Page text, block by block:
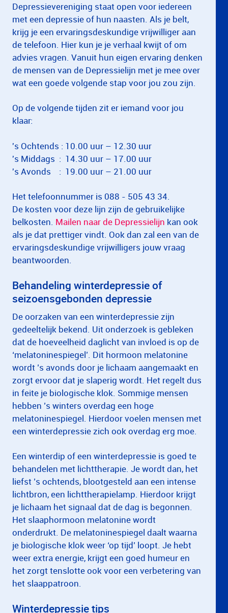
Depressievereniging staat open voor iedereen
met een depressie of hun naasten. Als je belt,
krijg je een ervaringsdeskundige vrijwilliger aan
de telefoon. Hier kun je je verhaal kwijt of om
advies vragen. Vanuit hun eigen ervaring denken
de mensen van de Depressielijn met je mee over
wat een goede volgende stap voor jou zou zijn.
Op de volgende tijden zit er iemand voor jou
klaar:
's Ochtends : 10.00 uur – 12.30 uur
's Middags : 14.30 uur – 17.00 uur
's Avonds : 19.00 uur – 21.00 uur
Het telefoonnummer is 088 - 505 43 34.
De kosten voor deze lijn zijn de gebruikelijke
belkosten. Mailen naar de Depressielijn kan ook
als je dat prettiger vindt. Ook dan zal een van de
ervaringsdeskundige vrijwilligers jouw vraag
beantwoorden.
Behandeling winterdepressie of
seizoensgebonden depressie
De oorzaken van een winterdepressie zijn
gedeeltelijk bekend. Uit onderzoek is gebleken
dat de hoeveelheid daglicht van invloed is op de
‘melatoninespiegel’. Dit hormoon melatonine
wordt ’s avonds door je lichaam aangemaakt en
zorgt ervoor dat je slaperig wordt. Het regelt dus
in feite je biologische klok. Sommige mensen
hebben ’s winters overdag een hoge
melatoninespiegel. Hierdoor voelen mensen met
een winterdepressie zich ook overdag erg moe.
Een winterdip of een winterdepressie is goed te
behandelen met lichttherapie. Je wordt dan, het
liefst ’s ochtends, blootgesteld aan een intense
lichtbron, een lichttherapielamp. Hierdoor krijgt
je lichaam het signaal dat de dag is begonnen.
Het slaaphormoon melatonine wordt
onderdrukt. De melatoninespiegel daalt waarna
je biologische klok weer ‘op tijd’ loopt. Je hebt
weer extra energie, krijgt een goed humeur en
het zorgt tenslotte ook voor een verbetering van
het slaappatroon.
Winterdepressie tips